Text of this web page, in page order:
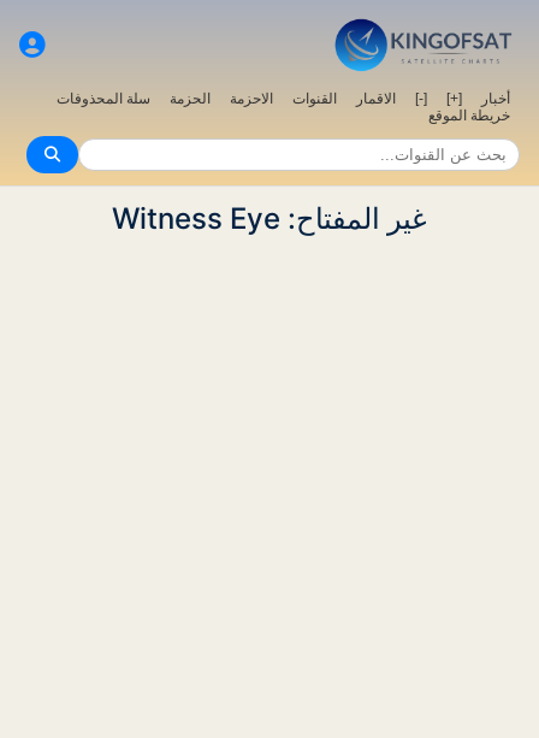
أخبار [+]
[-] الاقمار القنوات الاحزمة الحزمة
سلة المحذوفات
خريطة الموقع
غير المفتاح: Witness Eye